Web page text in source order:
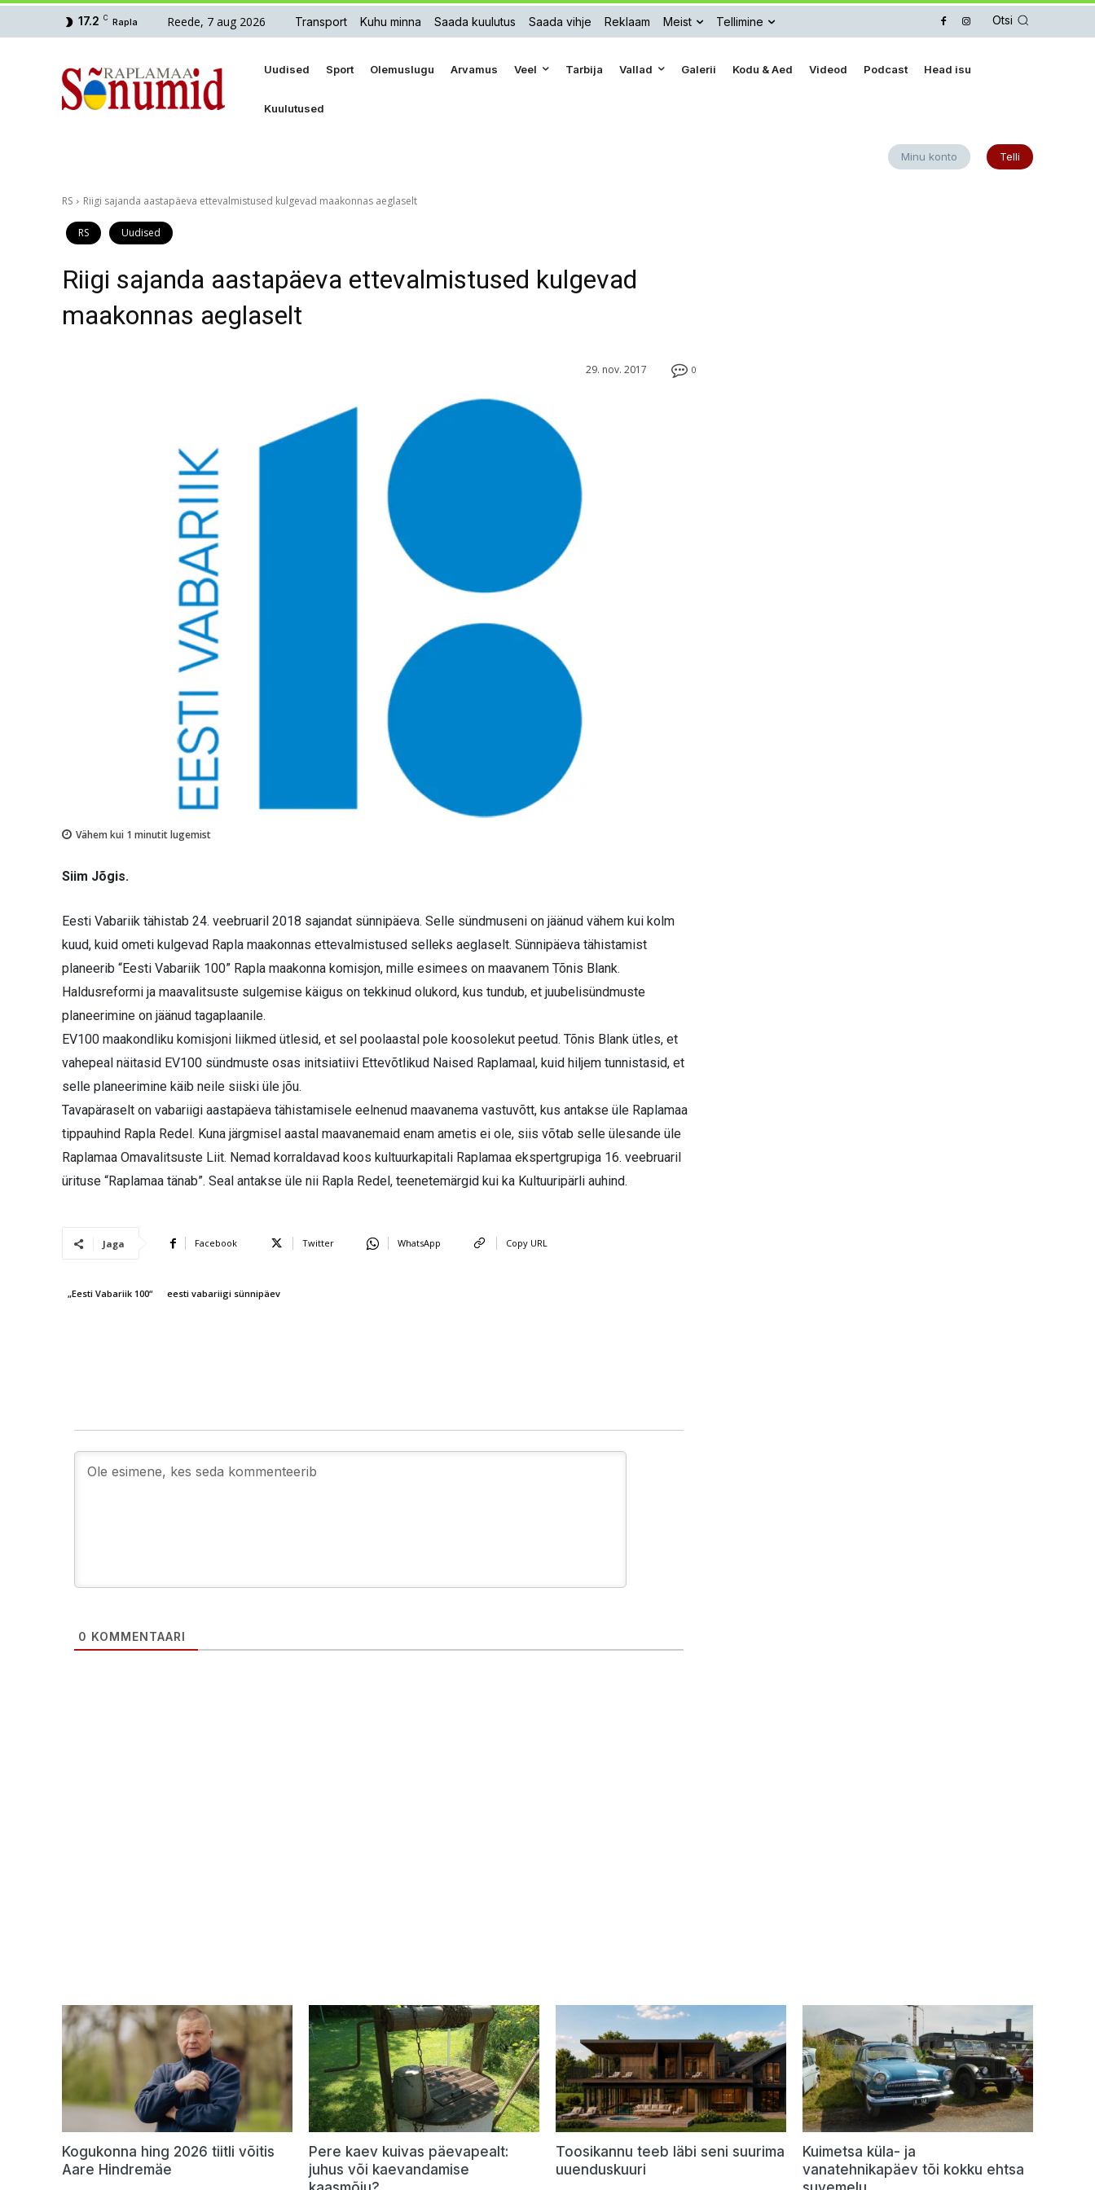
17.2 C Rapla Reede, 7 aug 2026 Transport Kuhu minna Saada kuulutus Saada vihje Reklaam Meist Tellimine Otsi
Uudised Sport Olemuslugu Arvamus Veel Tarbija Vallad Galerii Kodu & Aed Videod Podcast Head isu
Kuulutused
Minu konto Telli
RS Riigi sajanda aastapäeva ettevalmistused kulgevad maakonnas aeglaselt
RS Uudised
Riigi sajanda aastapäeva ettevalmistused kulgevad
maakonnas aeglaselt
0
29. nov. 2017
Vähem kui 1 minutit lugemist
Siim Jõgis.
Eesti Vabariik tähistab 24. veebruaril 2018 sajandat sünnipäeva. Selle sündmuseni on jäänud vähem kui kolm
kuud, kuid ometi kulgevad Rapla maakonnas ettevalmistused selleks aeglaselt. Sünnipäeva tähistamist
planeerib “Eesti Vabariik 100” Rapla maakonna komisjon, mille esimees on maavanem Tõnis Blank.
Haldusreformi ja maavalitsuste sulgemise käigus on tekkinud olukord, kus tundub, et juubelisündmuste
planeerimine on jäänud tagaplaanile.
EV100 maakondliku komisjoni liikmed ütlesid, et sel poolaastal pole koosolekut peetud. Tõnis Blank ütles, et
vahepeal näitasid EV100 sündmuste osas initsiatiivi Ettevõtlikud Naised Raplamaal, kuid hiljem tunnistasid, et
selle planeerimine käib neile siiski üle jõu.
Tavapäraselt on vabariigi aastapäeva tähistamisele eelnenud maavanema vastuvõtt, kus antakse üle Raplamaa
tippauhind Rapla Redel. Kuna järgmisel aastal maavanemaid enam ametis ei ole, siis võtab selle ülesande üle
Raplamaa Omavalitsuste Liit. Nemad korraldavad koos kultuurkapitali Raplamaa ekspertgrupiga 16. veebruaril
ürituse “Raplamaa tänab”. Seal antakse üle nii Rapla Redel, teenetemärgid kui ka Kultuuripärli auhind.
Jaga Facebook Twitter WhatsApp Copy URL
„Eesti Vabariik 100“ eesti vabariigi sünnipäev
0 KOMMENTAARI
Kogukonna hing 2026 tiitli võitis
Aare Hindremäe
Pere kaev kuivas päevapealt:
juhus või kaevandamise
Toosikannu teeb läbi seni suurima
uuenduskuuri
Kuimetsa küla- ja
vanatehnikapäev tõi kokku ehtsa